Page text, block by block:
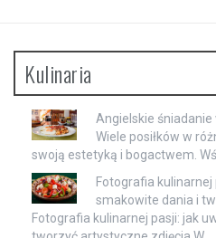
Kulinaria
Angielskie
Wiele posiłków w
swoją estetyką i bogactwem.
Fotografia
smakowite dania i
Fotografia kulinarnej pasji: jak